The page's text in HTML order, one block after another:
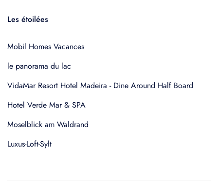
Les étoilées
Mobil Homes Vacances
le panorama du lac
VidaMar Resort Hotel Madeira - Dine Around Half Board
Hotel Verde Mar & SPA
Moselblick am Waldrand
Luxus-Loft-Sylt